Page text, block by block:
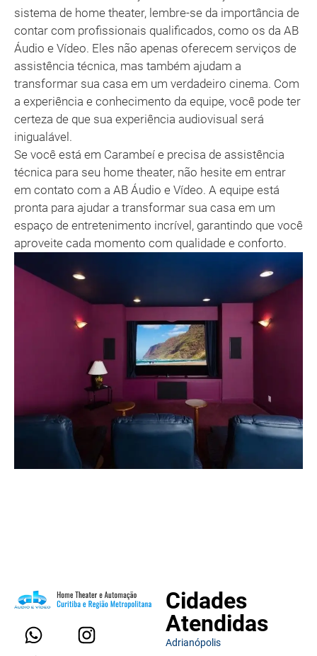
sistema de home theater, lembre-se da importância de
contar com profissionais qualificados, como os da AB
Áudio e Vídeo. Eles não apenas oferecem serviços de
assistência técnica, mas também ajudam a
transformar sua casa em um verdadeiro cinema. Com
a experiência e conhecimento da equipe, você pode ter
certeza de que sua experiência audiovisual será
inigualável.
Se você está em Carambeí e precisa de assistência
técnica para seu home theater, não hesite em entrar
em contato com a AB Áudio e Vídeo. A equipe está
pronta para ajudar a transformar sua casa em um
espaço de entretenimento incrível, garantindo que você
aproveite cada momento com qualidade e conforto.
Cidades
Atendidas
Adrianópolis